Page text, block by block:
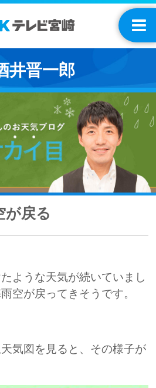
井晋一郎
が戻る
ような天気が続いていまし
空が戻ってきそうです。
気図を見ると、その様子が